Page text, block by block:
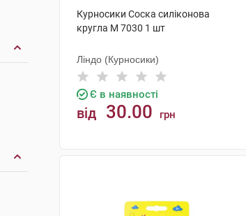
Курносики Соска силіконова
кругла M 7030 1 шт
Ліндо (Курносики)
Є в наявності
від 30.00 грн